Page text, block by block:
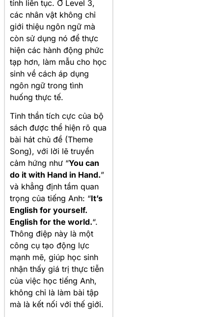
tính liên tục. Ở Level 3,
các nhân vật không chỉ
giới thiệu ngôn ngữ mà
còn sử dụng nó để thực
hiện các hành động phức
tạp hơn, làm mẫu cho học
sinh về cách áp dụng
ngôn ngữ trong tình
huống thực tế.
Tinh thần tích cực của bộ
sách được thể hiện rõ qua
bài hát chủ đề (Theme
Song), với lời lẽ truyền
cảm hứng như “You can
do it with Hand in Hand.”
và khẳng định tầm quan
trọng của tiếng Anh: “It’s
English for yourself.
English for the world.“.
Thông điệp này là một
công cụ tạo động lực
mạnh mẽ, giúp học sinh
nhận thấy giá trị thực tiễn
của việc học tiếng Anh,
không chỉ là làm bài tập
mà là kết nối với thế giới.